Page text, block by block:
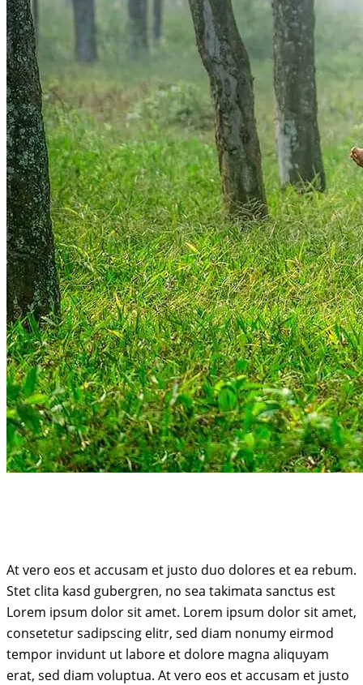
At vero eos et accusam et justo duo dolores et ea rebum.
Stet clita kasd gubergren, no sea takimata sanctus est
Lorem ipsum dolor sit amet. Lorem ipsum dolor sit amet,
consetetur sadipscing elitr, sed diam nonumy eirmod
tempor invidunt ut labore et dolore magna aliquyam
erat, sed diam voluptua. At vero eos et accusam et justo